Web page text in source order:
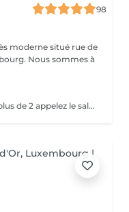
98
moderne situé rue de
à
Rèparation d'un ou plusieurs ongles (plus de 2 appelez le salon svp)